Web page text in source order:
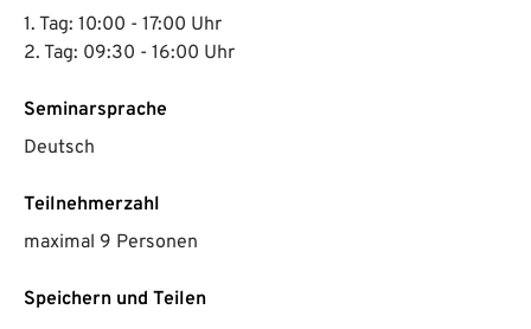
1. Tag: 10:00 - 17:00 Uhr
2. Tag: 09:30 - 16:00 Uhr
Seminarsprache
Deutsch
Teilnehmerzahl
maximal 9 Personen
Speichern und Teilen